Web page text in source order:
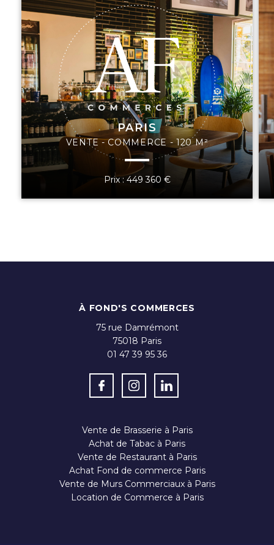
PARIS
VENTE - COMMERCE - 120 M²
Prix : 449 360 €
À FOND'S COMMERCES
75 rue Damrémont
75018 Paris
01 47 39 95 36
Vente de Brasserie à Paris
Achat de Tabac à Paris
Vente de Restaurant à Paris
Achat Fond de commerce Paris
Vente de Murs Commerciaux à Paris
Location de Commerce à Paris